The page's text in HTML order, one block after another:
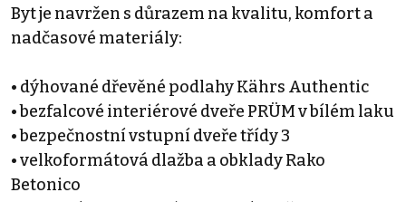
Byt je navržen s důrazem na kvalitu, komfort a
nadčasové materiály:
• dýhované dřevěné podlahy Kährs Authentic
• bezfalcové interiérové dveře PRÜM v bílém laku
• bezpečnostní vstupní dveře třídy 3
• velkoformátová dlažba a obklady Rako
Betonico